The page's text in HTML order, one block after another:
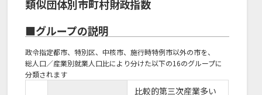
類似団体別市町村財政指数
■グループの説明
政令指定都市、特別区、中核市、施行時特例市以外の市を、
総人口／産業別就業人口比により分けた以下の16のグループに
分類されます
比較的第三次産業多い